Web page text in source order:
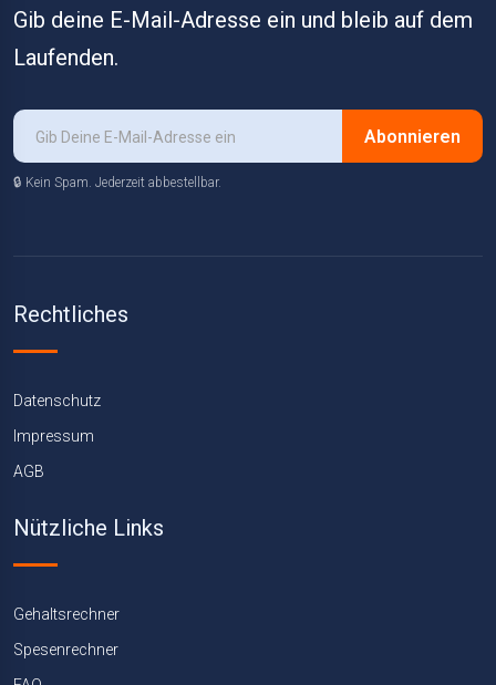
Gib deine E-Mail-Adresse ein und bleib auf dem
Laufenden.
Abonnieren
🔒 Kein Spam. Jederzeit abbestellbar.
Rechtliches
Datenschutz
Impressum
AGB
Nützliche Links
Gehaltsrechner
Spesenrechner